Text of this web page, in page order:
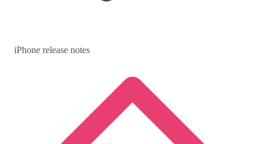
iPhone release notes